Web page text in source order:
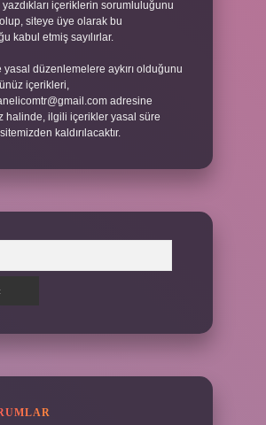
içeriklerin sorumluluğunu
siteye üye olarak bu
kabul etmiş sayılırlar.
yasal düzenlemelere aykırı olduğunu
içerikleri,
adresine
halinde, ilgili içerikler yasal süre
kaldırılacaktır.